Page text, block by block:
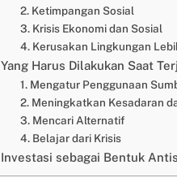
2. Ketimpangan Sosial
3. Krisis Ekonomi dan Sosial
4. Kerusakan Lingkungan
Yang Harus Dilakukan Saat
1. Mengatur Penggunaan
2. Meningkatkan Kesadaran
3. Mencari Alternatif
4. Belajar dari Krisis
Investasi sebagai Bentuk